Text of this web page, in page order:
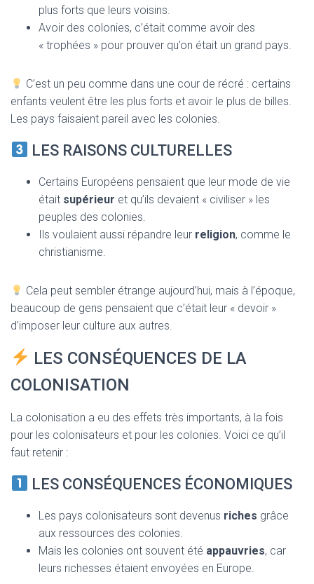
plus forts que leurs voisins.
Avoir des colonies, c’était comme avoir des
« trophées » pour prouver qu’on était un grand pays.
C’est un peu comme dans une cour de récré : certains
enfants veulent être les plus forts et avoir le plus de billes.
Les pays faisaient pareil avec les colonies.
LES RAISONS CULTURELLES
Certains Européens pensaient que leur mode de vie
était supérieur et qu’ils devaient « civiliser » les
peuples des colonies.
Ils voulaient aussi répandre leur religion, comme le
christianisme.
Cela peut sembler étrange aujourd’hui, mais à l’époque,
beaucoup de gens pensaient que c’était leur « devoir »
d’imposer leur culture aux autres.
LES CONSÉQUENCES DE LA
COLONISATION
La colonisation a eu des effets très importants, à la fois
pour les colonisateurs et pour les colonies. Voici ce qu’il
faut retenir :
LES CONSÉQUENCES ÉCONOMIQUES
Les pays colonisateurs sont devenus riches grâce
aux ressources des colonies.
Mais les colonies ont souvent été appauvries, car
leurs richesses étaient envoyées en Europe.